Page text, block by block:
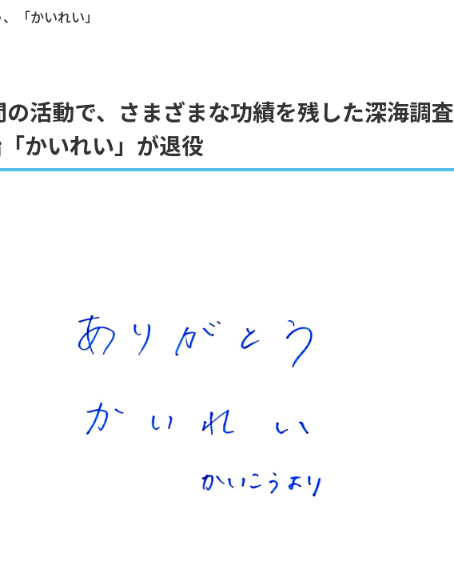
「かいれい」
活動で、さまざまな功績を残した深海調査
かいれい」が退役